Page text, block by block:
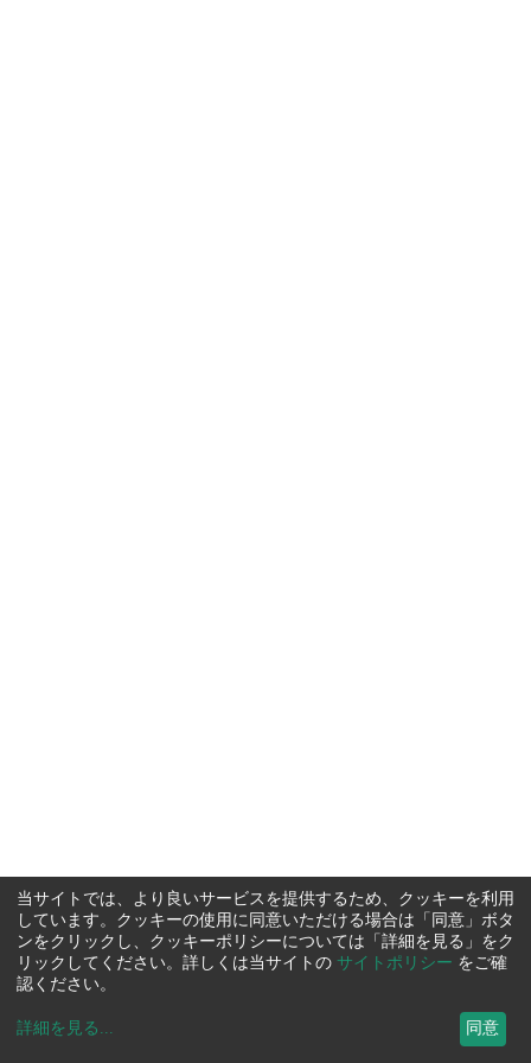
当サイトでは、より良いサービスを提供するため、クッキーを利用
しています。クッキーの使用に同意いただける場合は「同意」ボタ
ンをクリックし、クッキーポリシーについては「詳細を見る」をク
リックしてください。詳しくは当サイトの サイトポリシー をご確
認ください。
詳細を見る ... 同意